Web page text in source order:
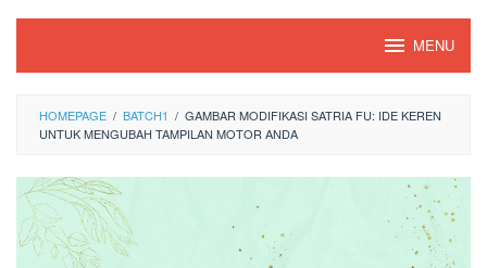
MENU
HOMEPAGE / BATCH1 / GAMBAR MODIFIKASI SATRIA FU: IDE KEREN
UNTUK MENGUBAH TAMPILAN MOTOR ANDA